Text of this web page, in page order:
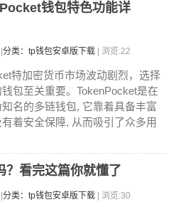
钱包特色功能详
分类：tp钱包安卓版下载 | 浏览:22
特加密货币市场波动剧烈，选择
包至关重要。TokenPocket是在
名的多链钱包, 它靠着具备丰富
着安全保障, 从而吸引了众多用
看完这篇你就懂了
分类：tp钱包安卓版下载 | 浏览:30